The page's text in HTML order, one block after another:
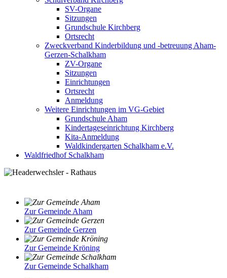
SV-Organe
Sitzungen
Grundschule Kirchberg
Ortsrecht
Zweckverband Kinderbildung und -betreuung Aham-
Gerzen-Schalkham
ZV-Organe
Sitzungen
Einrichtungen
Ortsrecht
Anmeldung
Weitere Einrichtungen im VG-Gebiet
Grundschule Aham
Kindertageseinrichtung Kirchberg
Kita-Anmeldung
Waldkindergarten Schalkham e.V.
Waldfriedhof Schalkham
Zur Gemeinde Aham
Zur Gemeinde Gerzen
Zur Gemeinde Kröning
Zur Gemeinde Schalkham